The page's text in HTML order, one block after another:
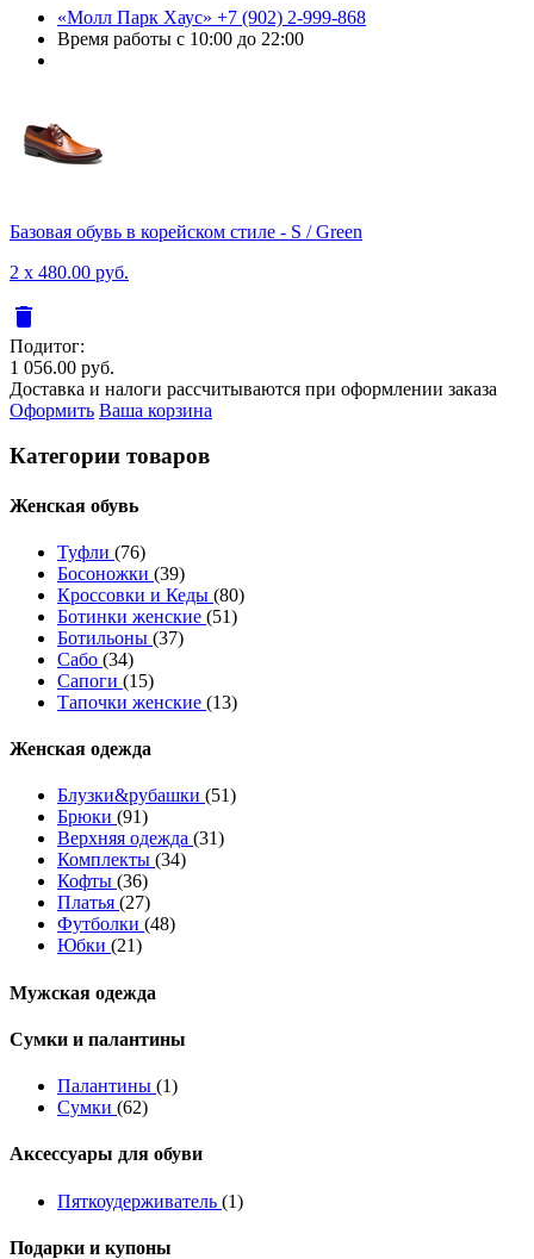
«Молл Парк Хаус» +7 (902) 2-999-868
Время работы с 10:00 до 22:00
Базовая обувь в корейском стиле - S / Green
2 x 480.00 руб.
delete
Подитог:
1 056.00 руб.
Доставка и налоги рассчитываются при оформлении заказа
Оформить Ваша корзина
Категории товаров
Женcкая обувь
Туфли (76)
Босоножки (39)
Кроссовки и Кеды (80)
Ботинки женские (51)
Ботильоны (37)
Сабо (34)
Сапоги (15)
Тапочки женские (13)
Женская одежда
Блузки&рубашки (51)
Брюки (91)
Верхняя одежда (31)
Комплекты (34)
Кофты (36)
Платья (27)
Футболки (48)
Юбки (21)
Мужская одежда
Сумки и палантины
Палантины (1)
Сумки (62)
Аксессуары для обуви
Пяткоудерживатель (1)
Подарки и купоны